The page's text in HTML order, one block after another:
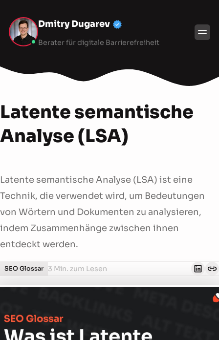
Dmitry Dugarev
Berater für digitale Barrierefreiheit
Latente semantische
Analyse (LSA)
Latente semantische Analyse (LSA) ist eine
Technik, die verwendet wird, um Bedeutungen
von Wörtern und Dokumenten zu analysieren,
indem Zusammenhänge zwischen ihnen
entdeckt werden.
SEO Glossar 3 Min. zum Lesen